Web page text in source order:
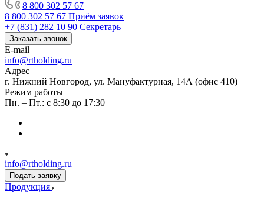
8 800 302 57 67
8 800 302 57 67 Приём заявок
+7 (831) 282 10 90 Секретарь
Заказать звонок
E-mail
info@rtholding.ru
Адрес
г. Нижний Новгород, ул. Мануфактурная, 14А (офис 410)
Режим работы
Пн. – Пт.: с 8:30 до 17:30
info@rtholding.ru
Подать заявку
Продукция